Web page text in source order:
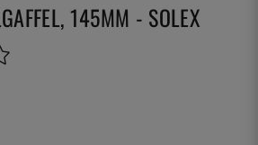
145MM - SOLEX